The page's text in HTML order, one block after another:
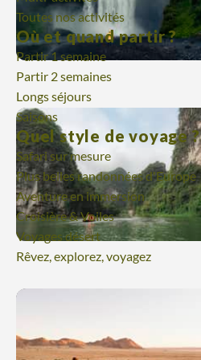
Toutes nos activités
Où et quand partir ?
Partir 1 semaine
Partir 2 semaines
Longs séjours
Saisons
Quel style de voyage ?
Safari sur mesure
Plus belles randonnées d'Europe
Aventure en immersion
Croisière & Voiles
Voyages désert
Rêvez, explorez, voyagez